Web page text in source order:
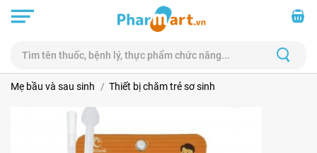
Mẹ bầu và sau sinh Thiết bị chăm trẻ sơ sinh